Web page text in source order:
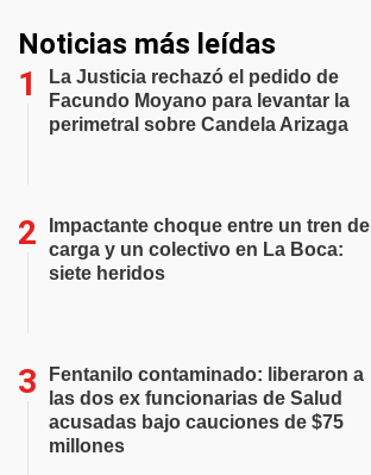
Noticias más leídas
La Justicia rechazó el pedido de
Facundo Moyano para levantar la
perimetral sobre Candela Arizaga
Impactante choque entre un tren de
carga y un colectivo en La Boca:
siete heridos
Fentanilo contaminado: liberaron a
las dos ex funcionarias de Salud
acusadas bajo cauciones de $75
millones